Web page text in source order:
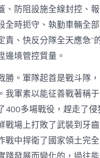
、防阻設施全線封控、
全時扼守、執勤車輛全
責、快反分隊全天應急”
邊境管控質量。
勝。軍隊起首是戰斗隊
我軍素以能征善戰著稱
400多場戰役，趕走了侵
戰場上打敗了武裝到牙
戰中捍衛了國家領土完